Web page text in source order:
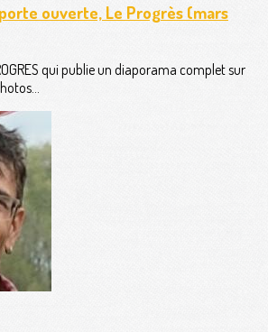
ouverte, Le Progrès (mars
qui publie un diaporama complet sur